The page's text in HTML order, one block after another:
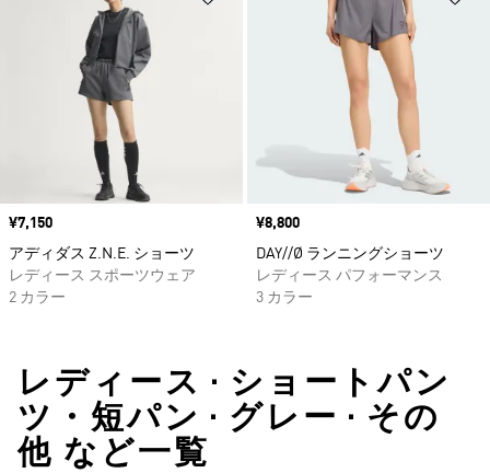
価格
¥7,150
アディダス Z.N.E. ショーツ
レディース スポーツウェア
2 カラー
価格
¥8,800
DAY//Ø ランニングショーツ
レディース パフォーマンス
3 カラー
レディース • ショートパン
ツ・短パン • グレー • その
他 など一覧